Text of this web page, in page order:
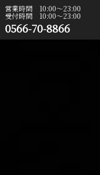
営業時間 10:00〜23:00
受付時間 10:00〜23:00
0566-70-8866